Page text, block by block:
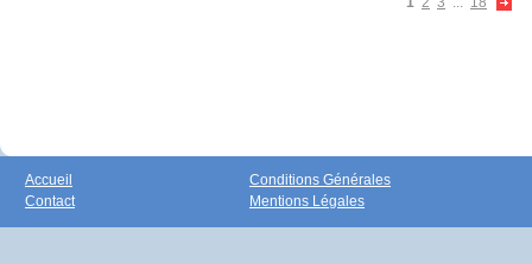
Accueil
Contact
Conditions Générales
Mentions Légales